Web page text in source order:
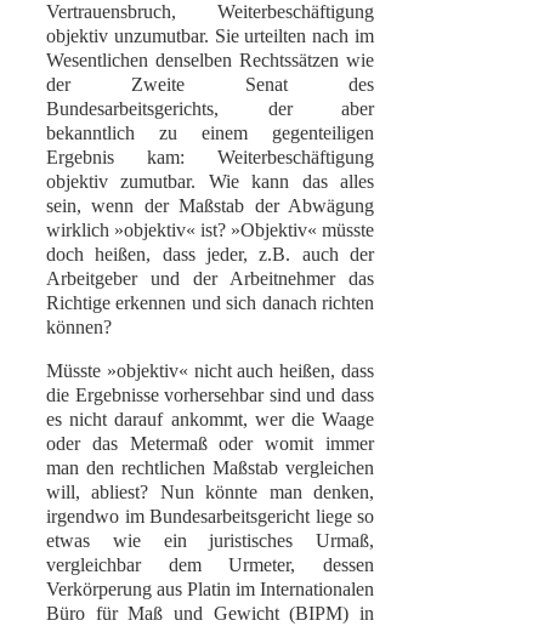
Vertrauensbruch, Weiterbeschäftigung
objektiv unzumutbar. Sie urteilten nach im
Wesentlichen denselben Rechtssätzen wie
der Zweite Senat des
Bundesarbeitsgerichts, der aber
bekanntlich zu einem gegenteiligen
Ergebnis kam: Weiterbeschäftigung
objektiv zumutbar. Wie kann das alles
sein, wenn der Maßstab der Abwägung
wirklich »objektiv« ist? »Objektiv« müsste
doch heißen, dass jeder, z.B. auch der
Arbeitgeber und der Arbeitnehmer das
Richtige erkennen und sich danach richten
können?
Müsste »objektiv« nicht auch heißen, dass
die Ergebnisse vorhersehbar sind und dass
es nicht darauf ankommt, wer die Waage
oder das Metermaß oder womit immer
man den rechtlichen Maßstab vergleichen
will, abliest? Nun könnte man denken,
irgendwo im Bundesarbeitsgericht liege so
etwas wie ein juristisches Urmaß,
vergleichbar dem Urmeter, dessen
Verkörperung aus Platin im Internationalen
Büro für Maß und Gewicht (BIPM) in